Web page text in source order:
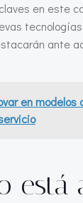
en este
ante
en modelos
está